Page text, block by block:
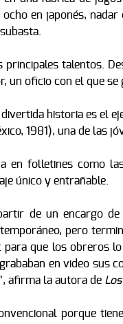
en japonés,
principales talentos.
un oficio con el que se
historia es el
1981), una de las
en folletines como
único y entrañable.
de un encargo
pero
para que los obreros
en video sus
afirma la autora de L
porque